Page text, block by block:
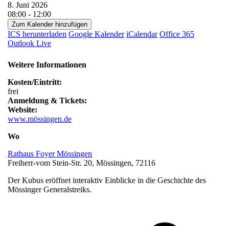
8. Juni 2026
08:00 - 12:00
Zum Kalender hinzufügen
ICS herunterladen Google Kalender iCalendar Office 365
Outlook Live
Weitere Informationen
Kosten/Eintritt:
frei
Anmeldung & Tickets:
Website:
www.mössingen.de
Wo
Rathaus Foyer Mössingen
Freiherr-vom Stein-Str. 20, Mössingen, 72116
Der Kubus eröffnet interaktiv Einblicke in die Geschichte des
Mössinger Generalstreiks.